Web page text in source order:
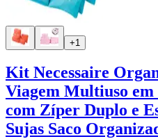
+1
Kit Necessaire
Viagem Multiuso em
com Zíper Duplo e
Sujas Saco